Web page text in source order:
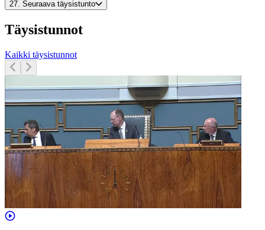
27. Seuraava täysistunto
Täysistunnot
Kaikki täysistunnot